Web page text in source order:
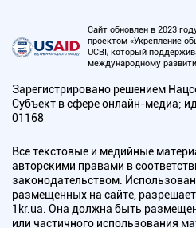
Сайт обновлен в 2023
проектом «Укрепление
UCBI, который
международному
Зарегистрировано решением
Субъект в сфере онлайн-медиа;
01168
Все текстовые и медийные
авторскими правами в
законодательством.
размещенных на сайте,
1kr.ua. Она должна быть
или частичного использования